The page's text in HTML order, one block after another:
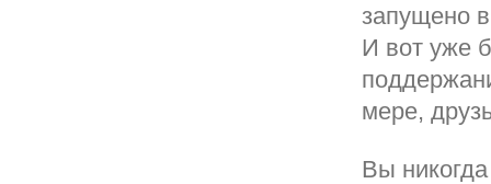
запущено
И вот уже
мере,
Вы